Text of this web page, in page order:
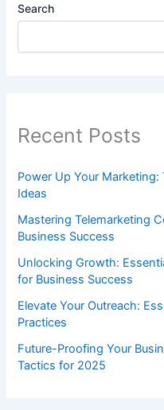
Search
Recent Posts
Power Up Your
Ideas
Mastering Telemarketing
Business Success
Unlocking Growth:
for Business Success
Elevate Your Outreach:
Practices
Future-Proofing Your
Tactics for 2025